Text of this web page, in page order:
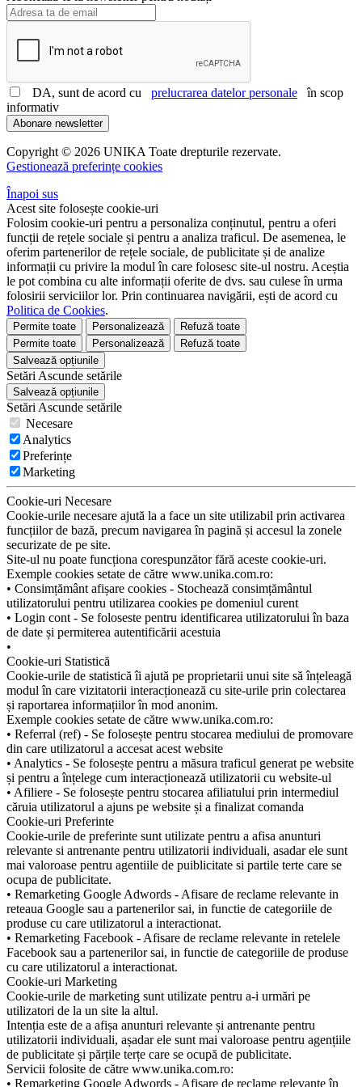
DA, sunt de acord cu prelucrarea datelor personale în scop
informativ
Abonare newsletter
Copyright © 2026 UNIKA Toate drepturile rezervate.
Gestionează preferințe cookies
Înapoi sus
Acest site folosește cookie-uri
Folosim cookie-uri pentru a personaliza conținutul, pentru a oferi
funcții de rețele sociale și pentru a analiza traficul. De asemenea, le
oferim partenerilor de rețele sociale, de publicitate și de analize
informații cu privire la modul în care folosesc site-ul nostru. Aceștia
le pot combina cu alte informații oferite de dvs. sau culese în urma
folosirii serviciilor lor. Prin continuarea navigării, ești de acord cu
Politica de Cookies.
Permite toate Personalizează
Refuză toate
Permite toate
Personalizează
Refuză toate
Salvează opțiunile
Setări Ascunde setările
Salvează opțiunile
Setări Ascunde setările
Necesare
Analytics
Preferințe
Marketing
Cookie-uri Necesare
Cookie-urile necesare ajută la a face un site utilizabil prin activarea
funcțiilor de bază, precum navigarea în pagină și accesul la zonele
securizate de pe site.
Site-ul nu poate funcționa corespunzător fără aceste cookie-uri.
Exemple cookies setate de către www.unika.com.ro:
• Consimțământ afișare cookies - Stochează consimțământul
utilizatorului pentru utilizarea cookies pe domeniul curent
• Login cont - Se foloseste pentru identificarea utilizatorului în baza
de date și permiterea autentificării acestuia
•
Cookie-uri Statistică
Cookie-urile de statistică îi ajută pe proprietarii unui site să înțeleagă
modul în care vizitatorii interacționează cu site-urile prin colectarea
și raportarea informațiilor în mod anonim.
Exemple cookies setate de către www.unika.com.ro:
• Referral (ref) - Se folosește pentru stocarea mediului de promovare
din care utilizatorul a accesat acest website
• Analytics - Se folosește pentru a măsura traficul generat pe website
și pentru a înțelege cum interacționează utilizatorii cu website-ul
• Afiliere - Se folosește pentru stocarea afiliatului prin intermediul
căruia utilizatorul a ajuns pe website și a finalizat comanda
Cookie-uri Preferinte
Cookie-urile de preferinte sunt utilizate pentru a afisa anunturi
relevante si antrenante pentru utilizatorii individuali, asadar ele sunt
mai valoroase pentru agentiile de puiblicitate si partile terte care se
ocupa de publicitate.
• Remarketing Google Adwords - Afisare de reclame relevante in
reteaua Google sau a partenerilor sai, in functie de categoriile de
produse cu care utilizatorul a interactionat.
• Remarketing Facebook - Afisare de reclame relevante in retelele
Facebook sau a partenerilor sai, in functie de categoriile de produse
cu care utilizatorul a interactionat.
Cookie-uri Marketing
Cookie-urile de marketing sunt utilizate pentru a-i urmări pe
utilizatori de la un site la altul.
Intenția este de a afișa anunturi relevante și antrenante pentru
utilizatorii individuali, așadar ele sunt mai valoroase pentru agențiile
de publicitate și părțile terțe care se ocupă de publicitate.
Servicii folosite de către www.unika.com.ro:
• Remarketing Google Adwords - Afișare de reclame relevante în